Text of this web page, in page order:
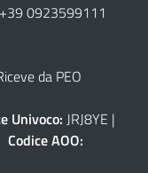
+39 0923599111
da PEO
Univoco: JRJ8YE |
Codice AOO: